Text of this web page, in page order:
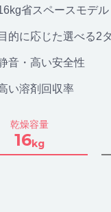
省スペースモデル
目的に応じた選べる2
音・高い安全性
い溶剤回収率
乾燥容量
16kg